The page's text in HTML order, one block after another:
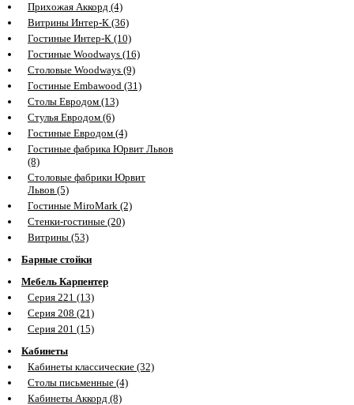
Прихожая Аккорд (4)
Витрины Интер-К (36)
Гостиные Интер-К (10)
Гостиные Woodways (16)
Столовые Woodways (9)
Гостиные Embawood (31)
Столы Евродом (13)
Стулья Евродом (6)
Гостиные Евродом (4)
Гостиные фабрика Юрвит Львов
(8)
Столовые фабрики Юрвит
Львов (5)
Гостиные MiroMark (2)
Стенки-гостиные (20)
Витрины (53)
Барные стойки
Мебель Карпентер
Серия 221 (13)
Серия 208 (21)
Серия 201 (15)
Кабинеты
Кабинеты классические (32)
Столы письменные (4)
Кабинеты Аккорд (8)